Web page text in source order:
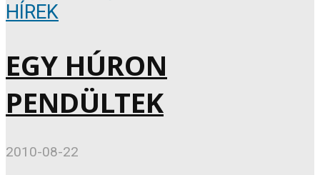
HÍREK
EGY HÚRON
PENDÜLTEK
2010-08-22